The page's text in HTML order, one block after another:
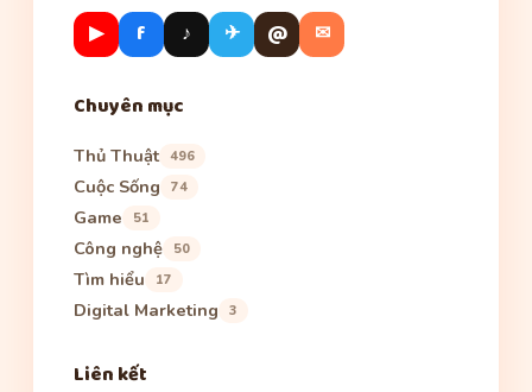
▶ f ♪ ✈ @ ✉
Chuyên mục
Thủ Thuật 496
Cuộc Sống 74
Game 51
Công nghệ 50
Tìm hiểu 17
Digital Marketing 3
Liên kết